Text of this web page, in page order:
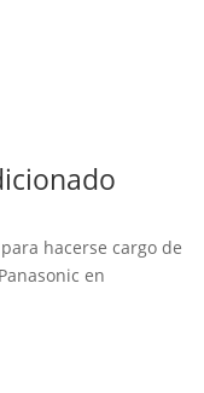
hacerse cargo de
en